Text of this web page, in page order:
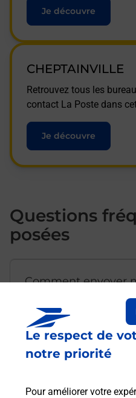
Le respect de
notre priorité
Pour améliorer votre
Je découvre
CHEPTAINVILLE
Retrouvez tous les
contact La Poste dans
Je découvre
Questions
posées
Comment envoyer
Est-il possible
emballage